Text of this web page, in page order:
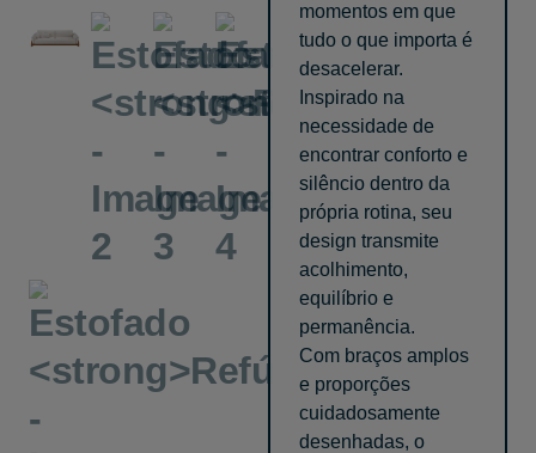
momentos em que
tudo o que importa é
desacelerar.
Inspirado na
necessidade de
encontrar conforto e
silêncio dentro da
própria rotina, seu
design transmite
acolhimento,
equilíbrio e
permanência.
Com braços amplos
e proporções
cuidadosamente
desenhadas, o